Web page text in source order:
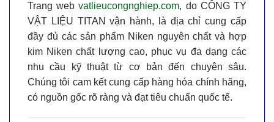
Trang webvatlieucongnghiep.com, do CÔNG TY
VẬT LIỆU TITAN vận hành, là địa chỉ cung cấp
đầy đủ các sản phẩm Niken nguyên chất và hợp
kim Niken chất lượng cao, phục vụ đa dạng các
nhu cầu kỹ thuật từ cơ bản đến chuyên sâu.
Chúng tôi cam kết cung cấp hàng hóa chính hãng,
có nguồn gốc rõ ràng và đạt tiêu chuẩn quốc tế.